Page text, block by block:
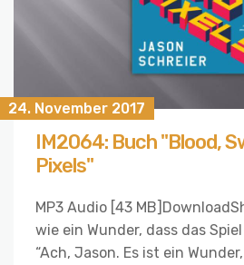
24. November 2017
IM2064: Buch "Blood,
Pixels"
MP3 Audio [43
wie ein Wunder, dass das
“Ach, Jason. Es ist ein